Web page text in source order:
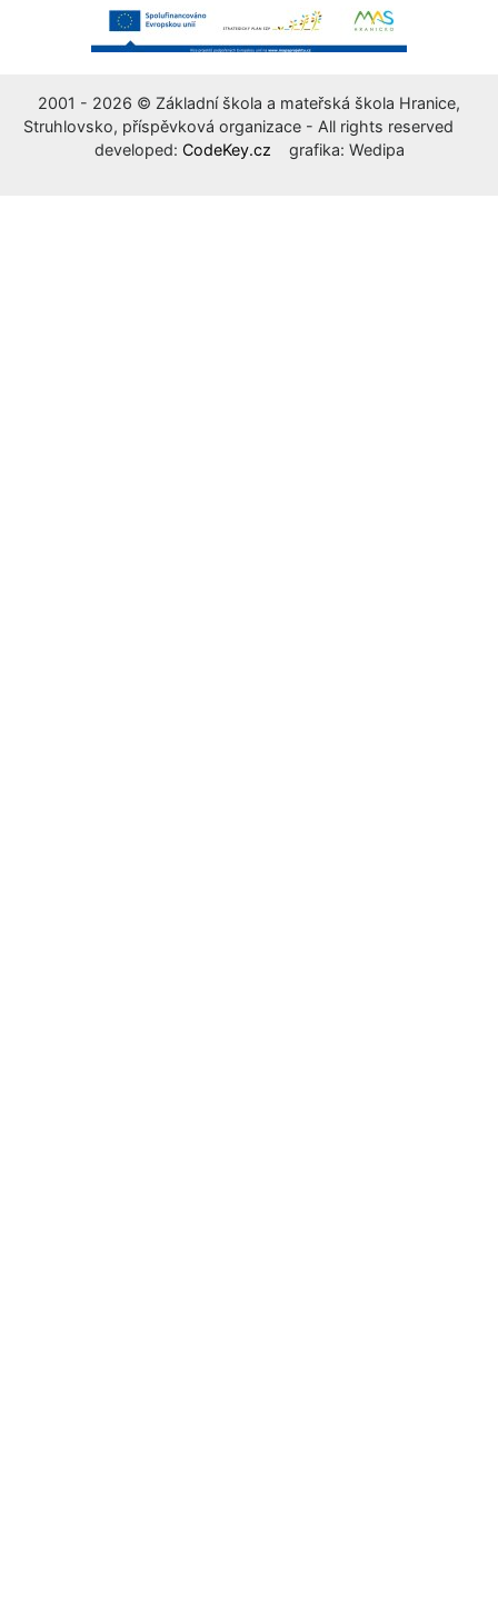
2001 - 2026 © Základní škola a mateřská škola Hranice,
Struhlovsko, příspěvková organizace - All rights reserved
developed: CodeKey.cz grafika: Wedipa